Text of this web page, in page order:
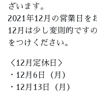
ざいます。
2021年12月の営業日を
12月は少し変則的です
をつけください。
＜12月定休日＞
・12月6日（月）
・12月13日（月）